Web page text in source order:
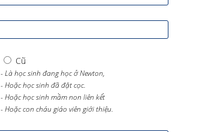
Cũ
- Là học sinh đang học ở Newton,
- Hoặc học sinh đã đặt cọc.
- Hoặc học sinh mầm non liên kết
- Hoặc con cháu giáo viên giới thiệu.